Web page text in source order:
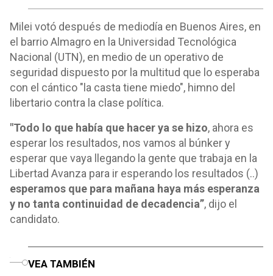
Milei votó después de mediodía en Buenos Aires, en
el barrio Almagro en la Universidad Tecnológica
Nacional (UTN), en medio de un operativo de
seguridad dispuesto por la multitud que lo esperaba
con el cántico "la casta tiene miedo", himno del
libertario contra la clase política.
"Todo lo que había que hacer ya se hizo, ahora es
esperar los resultados, nos vamos al búnker y
esperar que vaya llegando la gente que trabaja en la
Libertad Avanza para ir esperando los resultados (..)
esperamos que para mañana haya más esperanza
y no tanta continuidad de decadencia”, dijo el
candidato.
VEA TAMBIÉN